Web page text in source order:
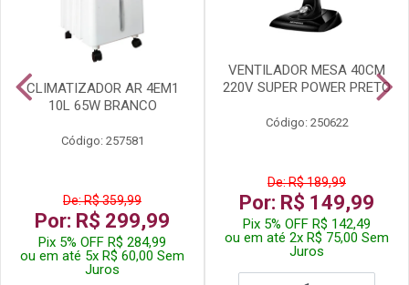
CLIMATIZADOR AR 4EM1
10L 65W BRANCO
Código: 257581
De: R$ 359,99
Por: R$ 299,99
Pix 5% OFF R$ 284,99
ou em até 5x R$ 60,00 Sem
Juros
VENTILADOR MESA 40CM
220V SUPER POWER PRETO
Código: 250622
De: R$ 189,99
Por: R$ 149,99
Pix 5% OFF R$ 142,49
ou em até 2x R$ 75,00 Sem
Juros